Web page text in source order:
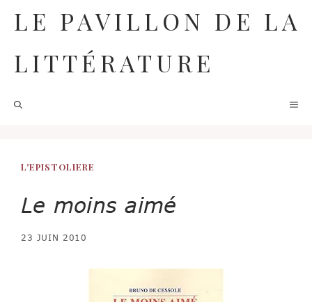
contenu
LE PAVILLON DE LA
LITTÉRATURE
L'EPISTOLIERE
Le moins aimé
23 JUIN 2010